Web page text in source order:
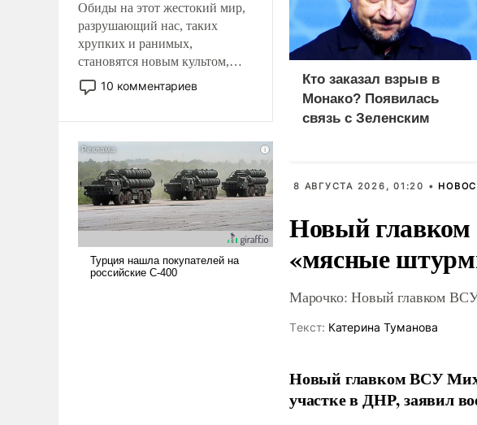
Обиды на этот жестокий мир,
разрушающий нас, таких
хрупких и ранимых,
становятся новым культом,
постепенно вытесняя и
отменяя традиционное
ударами судьбы, брать на себя
ответственность, помогать
слабым, идти вперед и
адаптироваться.
10 комментариев
Кто заказал взрыв в
Монако? Появилась
связь с Зеленским
8 АВГУСТА 2026, 01:20 •
Новый
«мясные
Марочко: Новый главком
Tекст: Катерина Туманова
Новый главком ВСУ
участке в ДНР, заявил